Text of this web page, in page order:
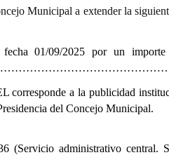
Municipal a extender la
fecha 01/09/2025por un importe
corresponde a la publicidad
del Concejo Municipal.
(Servicio administrativo central.